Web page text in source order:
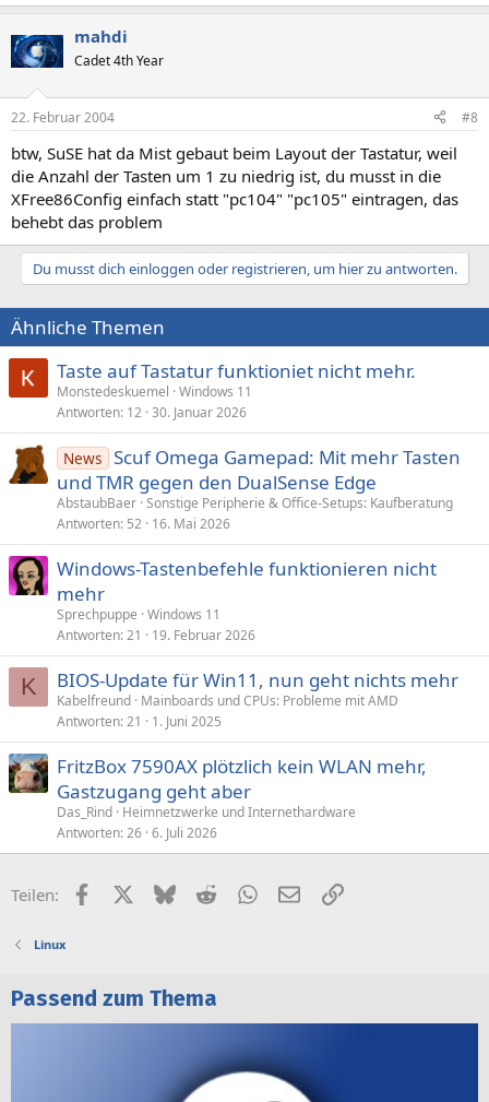
mahdi
Cadet 4th Year
22. Februar 2004 #8
btw, SuSE hat da Mist gebaut beim Layout der Tastatur, weil
die Anzahl der Tasten um 1 zu niedrig ist, du musst in die
XFree86Config einfach statt "pc104" "pc105" eintragen, das
behebt das problem
Du musst dich einloggen oder registrieren, um hier zu antworten.
Ähnliche Themen
Taste auf Tastatur funktioniet nicht mehr.
Monstedeskuemel Windows 11
Antworten 12 30. Januar 2026
News Scuf Omega Gamepad: Mit mehr Tasten
und TMR gegen den DualSense Edge
AbstaubBaer Sonstige Peripherie & Office-Setups: Kaufberatung
Antworten 52 16. Mai 2026
Windows-Tastenbefehle funktionieren nicht
mehr
Sprechpuppe Windows 11
Antworten 21 19. Februar 2026
K BIOS-Update für Win11, nun geht nichts mehr
Kabelfreund Mainboards und CPUs: Probleme mit AMD
Antworten 21 1. Juni 2025
FritzBox 7590AX plötzlich kein WLAN mehr,
Gastzugang geht aber
Das_Rind Heimnetzwerke und Internethardware
Antworten 26 6. Juli 2026
Teilen: FacebookX (Twitter)
BlueskyRedditWhatsApp
E-MailLink
Linux
Passend zum Thema